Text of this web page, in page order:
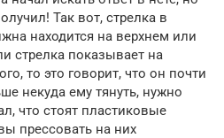
Так вот, стрелка в
находится на верхнем или
стрелка показывает на
то это говорит, что он почти
некуда ему тянуть, нужно
что стоят пластиковые
прессовать на них